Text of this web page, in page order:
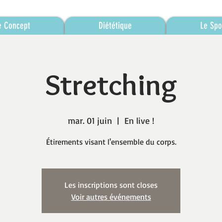
Concept Diététique Le
Stretching
mar. 01 juin
  |
En live !
Étirements visant l'ensemble du corps.
Les inscriptions sont closes
Voir autres événements